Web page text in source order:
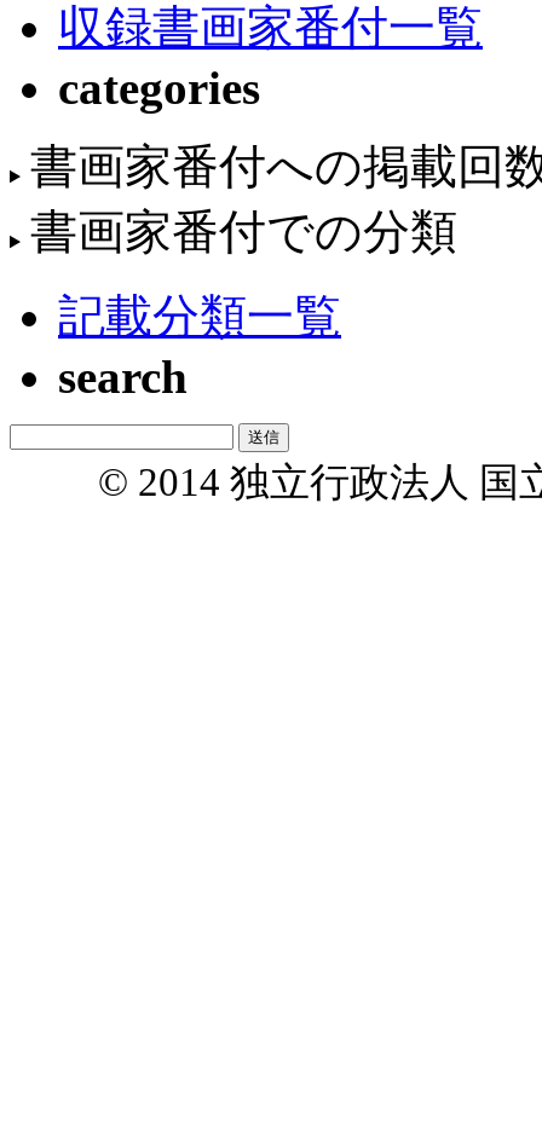
収録書画家番付一覧
categories
書画家番付への掲載回
書画家番付での分類
記載分類一覧
search
© 2014 独立行政法人 国